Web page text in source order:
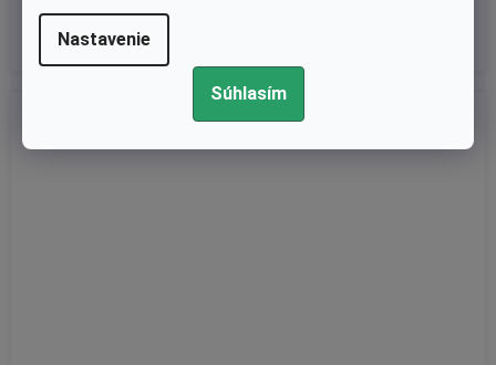
Nastavenie
Súhlasím
€10,25
Kód: KB-BSAF32